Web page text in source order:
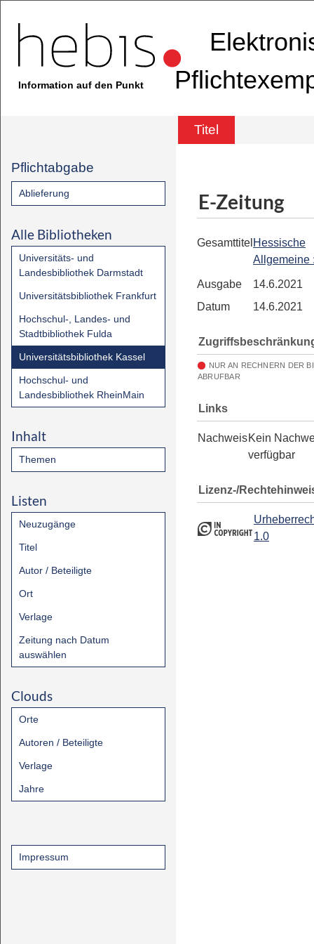
Information auf den Punkt
Titel
Pflichtabgabe
Ablieferung
Alle Bibliotheken
Universitäts- und
Landesbibliothek Darmstadt
Universitätsbibliothek Frankfurt
Hochschul-, Landes- und
Stadtbibliothek Fulda
Universitätsbibliothek Kassel
Hochschul- und
Landesbibliothek RheinMain
Inhalt
Themen
Listen
Neuzugänge
Titel
Autor / Beteiligte
Ort
Verlage
Zeitung nach Datum
auswählen
Clouds
Orte
Autoren / Beteiligte
Verlage
Jahre
Impressum
E-Zeitung
Gesamttitel Hessische
Allgemeine
Ausgabe
14.6.2021
Datum
14.6.2021
NUR AN RECHNERN DER
ABRUFBAR
Links
NachweisKein
verfügbar
Lizenz-/
1.0